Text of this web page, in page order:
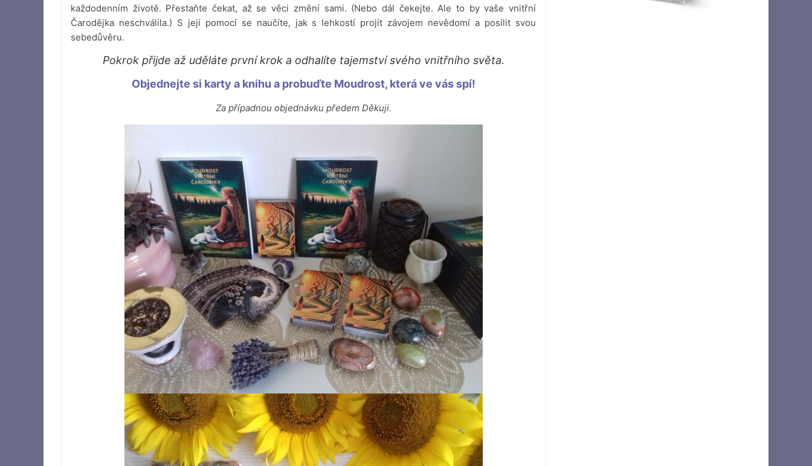
každodenním životě. Přestaňte čekat, až se věci změní sami. (Nebo dál čekejte. Ale to by vaše vnitřní
Čarodějka neschválila.) S její pomocí se naučíte, jak s lehkostí projít závojem nevědomí a posílit svou
sebedůvěru.
Pokrok přijde až uděláte první krok a odhalíte tajemství svého vnitřního světa.
Objednejte si karty a knihu a probuďte Moudrost, která ve vás spí!
Za případnou objednávku předem Děkuji.